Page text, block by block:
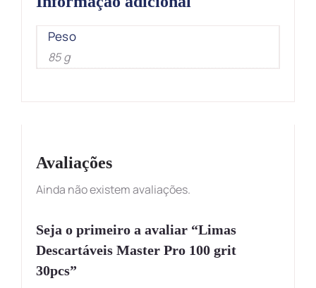
Peso
85 g
Avaliações
Ainda não existem avaliações.
Seja o primeiro a avaliar “Limas
Descartáveis Master Pro 100 grit
30pcs”